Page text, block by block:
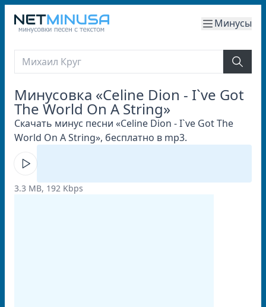
Минусы
Минусовка «Celine Dion - I`ve Got
The World On A String»
Скачать минус песни «Celine Dion - I`ve Got The
World On A String», бесплатно в mp3.
3.3 MB, 192 Kbps